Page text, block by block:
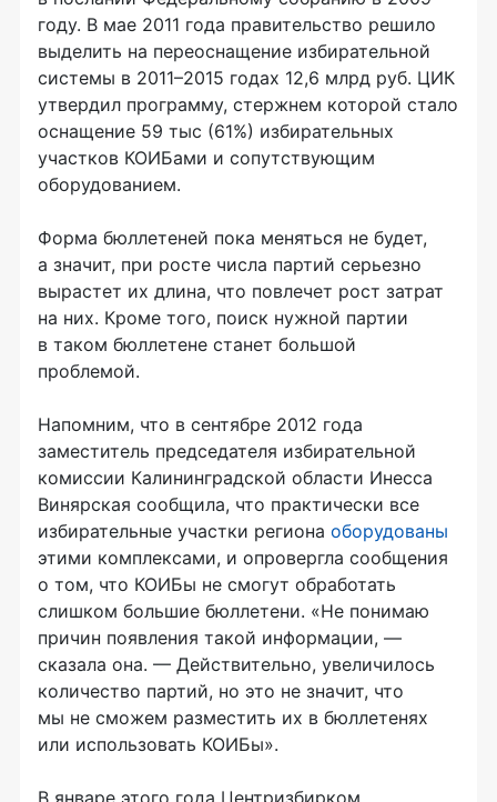
году. В мае 2011 года правительство решило
выделить на переоснащение избирательной
системы в 2011–2015 годах 12,6 млрд руб. ЦИК
утвердил программу, стержнем которой стало
оснащение 59 тыс (61%) избирательных
участков КОИБами и сопутствующим
оборудованием.
Форма бюллетеней пока меняться не будет,
а значит, при росте числа партий серьезно
вырастет их длина, что повлечет рост затрат
на них. Кроме того, поиск нужной партии
в таком бюллетене станет большой
проблемой.
Напомним, что в сентябре 2012 года
заместитель председателя избирательной
комиссии Калининградской области Инесса
Винярская сообщила, что практически все
избирательные участки региона оборудованы
этими комплексами, и опровергла сообщения
о том, что КОИБы не смогут обработать
слишком большие бюллетени. «Не понимаю
причин появления такой информации, —
сказала она. — Действительно, увеличилось
количество партий, но это не значит, что
мы не сможем разместить их в бюллетенях
или использовать КОИБы».